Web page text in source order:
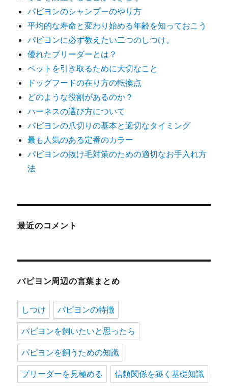
パピヨンのシャンプーのやり方
平均的な寿命と変わり始める年齢を知っておこう
パピヨンに必ず教えたい二つのしつけ。
優れたブリーダーとは？
ペットを引き取るために大切なこと
ドッグフードの在り方の転換点
どのような役割があるのか？
ハーネスの選び方について
パピヨンの爪切りの基本と適切なタイミング
最も人気のある定番のカラー
パピヨンの抜け毛対策のための適切なお手入れ方
法
最近のコメント
パピヨン周辺の言葉まとめ
しつけ パピヨンの特徴
パピヨンを飼いたいと思ったら
パピヨンを飼うための知識
ブリーダーを見極める 信頼関係を築く基礎知識